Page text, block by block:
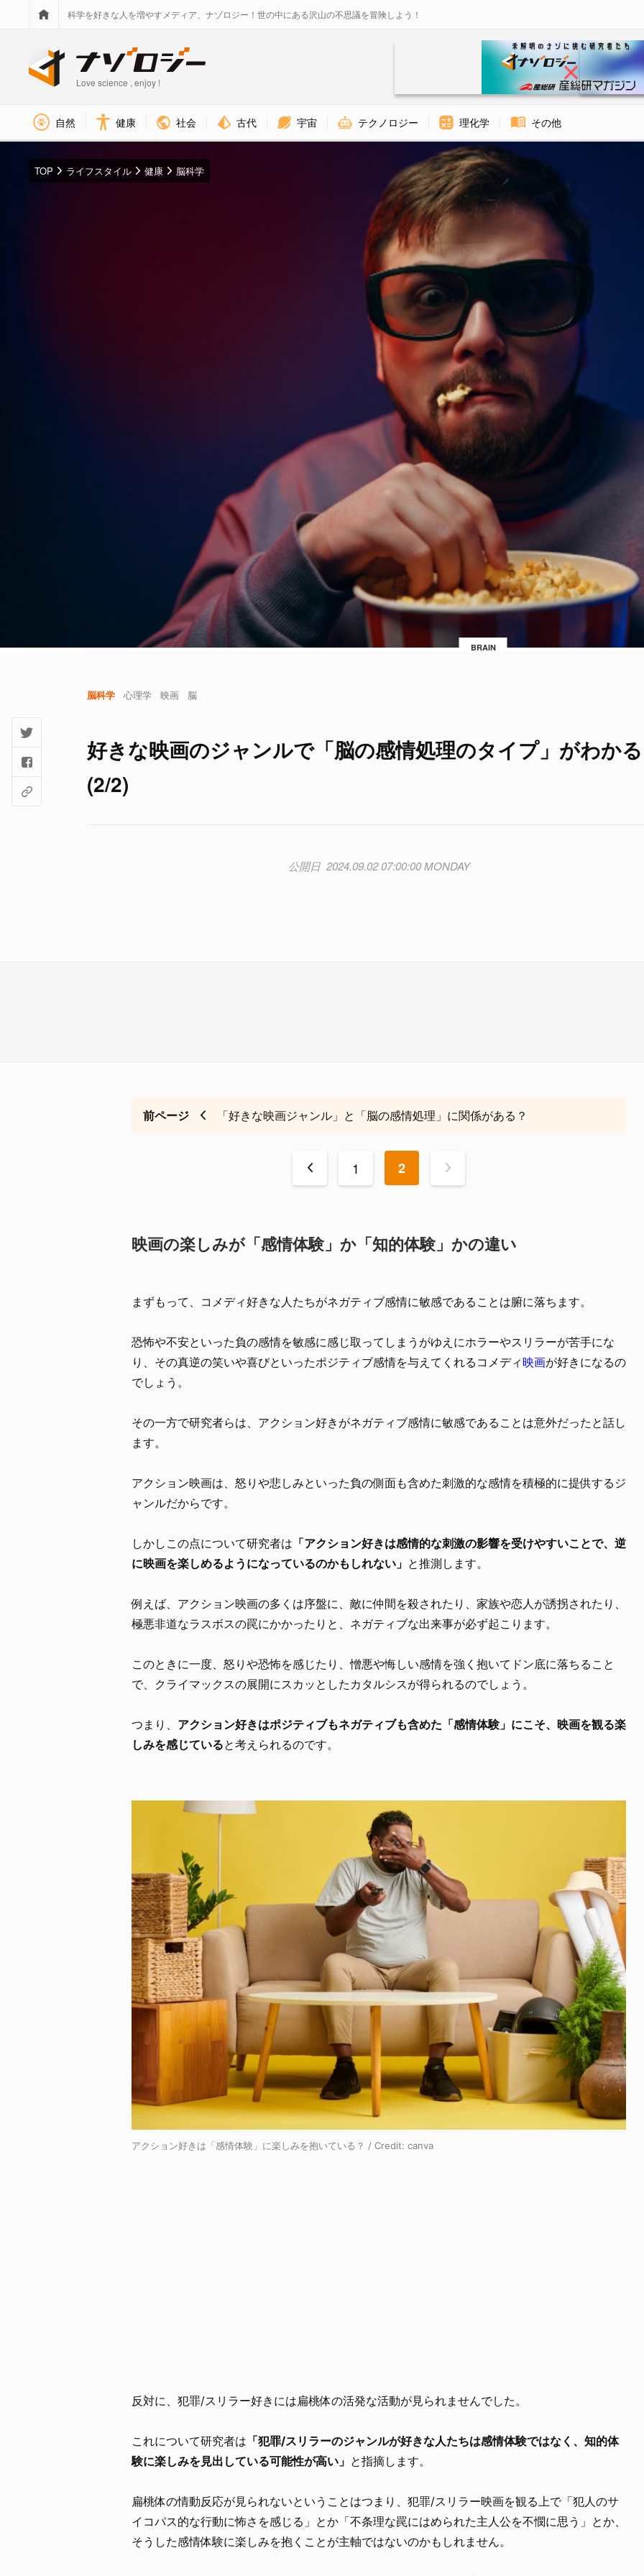
科学を好きな人を増やすメディア、ナゾロジー！世の中にある沢山の不思議を冒険しよう！
Love science , enjoy !
自然 健康 社会 古代 宇宙 テクノロジー 理化学 その他
BRAIN
TOP ライフスタイル 健康 脳科学
脳科学 心理学 映画 脳
好きな映画のジャンルで「脳の感情処理のタイプ」がわか
(2/2)
2024.09.02 07:00:00 MONDAY
前ページ 「好きな映画ジャンル」と「脳の感情処理」に関係がある？
< 1 2 >
映画の楽しみが「感情体験」か「知的体験」かの違い
まずもって、コメディ好きな人たちがネガティブ感情に敏感であることは腑に落ちます。
恐怖や不安といった負の感情を敏感に感じ取ってしまうがゆえにホラーやスリラーが苦手にな
り、その真逆の笑いや喜びといったポジティブ感情を与えてくれるコメディ映画が好きになるの
でしょう。
その一方で研究者らは、アクション好きがネガティブ感情に敏感であることは意外だったと話し
ます。
アクション映画は、怒りや悲しみといった負の側面も含めた刺激的な感情を積極的に提供するジ
ャンルだからです。
しかしこの点について研究者は 「アクション好きは感情的な刺激の影響を受けやすいことで、逆
に映画を楽しめるようになっているのかもしれない」 と推測します。
例えば、アクション映画の多くは序盤に、敵に仲間を殺されたり、家族や恋人が誘拐されたり、
極悪非道なラスボスの罠にかかったりと、ネガティブな出来事が必ず起こります。
このときに一度、怒りや恐怖を感じたり、憎悪や悔しい感情を強く抱いてドン底に落ちること
で、クライマックスの展開にスカッとしたカタルシスが得られるのでしょう。
つまり、 アクション好きはポジティブもネガティブも含めた「感情体験」にこそ、映画を観る楽
しみを感じていると考えられるのです。
アクション好きは「感情体験」に楽しみを抱いている？ / Credit: canva
反対に、犯罪/スリラー好きには扁桃体の活発な活動が見られませんでした。
これについて研究者は 「犯罪/スリラーのジャンルが好きな人たちは感情体験ではなく、知的体
験に楽しみを見出している可能性が高い」 と指摘します。
扁桃体の情動反応が見られないということはつまり、犯罪/スリラー映画を観る上で「犯人のサ
イコパス的な行動に怖さを感じる」とか「不条理な罠にはめられた主人公を不憫に思う」とか、
そうした感情体験に楽しみを抱くことが主軸ではないのかもしれません。